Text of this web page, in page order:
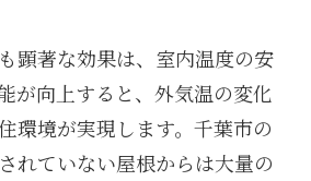
顕著な効果は、室内温度の安
が向上すると、外気温の変化
環境が実現します。千葉市の
れていない屋根からは大量の